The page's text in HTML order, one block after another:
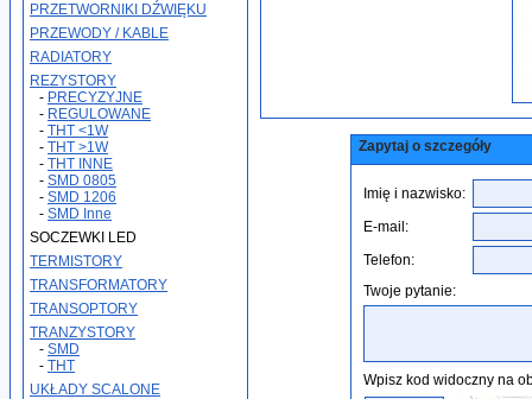
PRZETWORNIKI DŹWIĘKU
PRZEWODY / KABLE
RADIATORY
REZYSTORY
- PRECYZYJNE
- REGULOWANE
- THT <1W
- THT >1W
- THT INNE
- SMD 0805
- SMD 1206
- SMD Inne
SOCZEWKI LED
TERMISTORY
TRANSFORMATORY
TRANSOPTORY
TRANZYSTORY
- SMD
- THT
UKŁADY SCALONE
Zapytaj o szczegóły
Imię i nazwisko:
E-mail:
Telefon:
Twoje pytanie:
Wpisz kod widoczny na